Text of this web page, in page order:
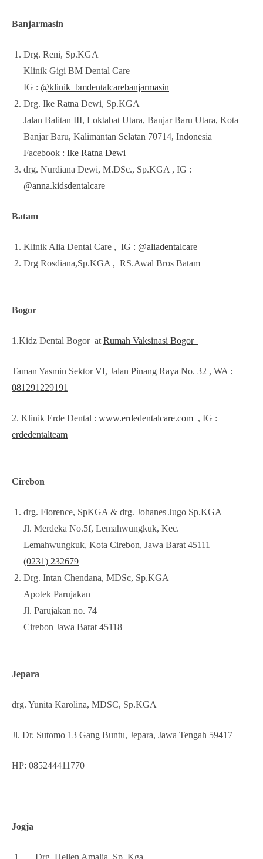
Banjarmasin
Drg. Reni, Sp.KGA
Klinik Gigi BM Dental Care
IG : @klinik_bmdentalcarebanjarmasin
Drg. Ike Ratna Dewi, Sp.KGA
Jalan Balitan III, Loktabat Utara, Banjar Baru Utara, Kota
Banjar Baru, Kalimantan Selatan 70714, Indonesia
Facebook : Ike Ratna Dewi
drg. Nurdiana Dewi, M.DSc., Sp.KGA , IG :
@anna.kidsdentalcare
Batam
Klinik Alia Dental Care , IG : @aliadentalcare
Drg Rosdiana,Sp.KGA , RS.Awal Bros Batam
Bogor
1.Kidz Dental Bogor at Rumah Vaksinasi Bogor
Taman Yasmin Sektor VI, Jalan Pinang Raya No. 32 , WA :
081291229191
2. Klinik Erde Dental : www.erdedentalcare.com , IG :
erdedentalteam
Cirebon
drg. Florence, SpKGA & drg. Johanes Jugo Sp.KGA
Jl. Merdeka No.5f, Lemahwungkuk, Kec.
Lemahwungkuk, Kota Cirebon, Jawa Barat 45111
(0231) 232679
Drg. Intan Chendana, MDSc, Sp.KGA
Apotek Parujakan
Jl. Parujakan no. 74
Cirebon Jawa Barat 45118
Jepara
drg. Yunita Karolina, MDSC, Sp.KGA
Jl. Dr. Sutomo 13 Gang Buntu, Jepara, Jawa Tengah 59417
HP: 085244411770
Jogja
Drg. Hellen Amalia, Sp. Kga